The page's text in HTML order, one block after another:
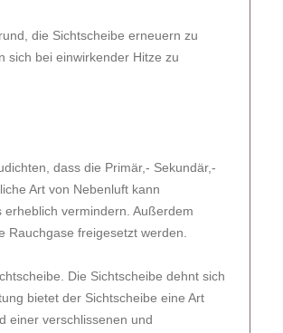
die Sichtscheibe erneuern zu
sich bei einwirkender Hitze zu
dass die Primär,- Sekundär,-
Art von Nebenluft kann
vermindern. Außerdem
Rauchgase freigesetzt werden.
Die Sichtscheibe dehnt sich
bietet der Sichtscheibe eine Art
einer verschlissenen und